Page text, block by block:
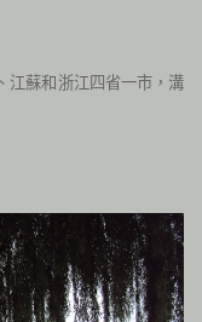
江蘇和浙江四省一市，溝